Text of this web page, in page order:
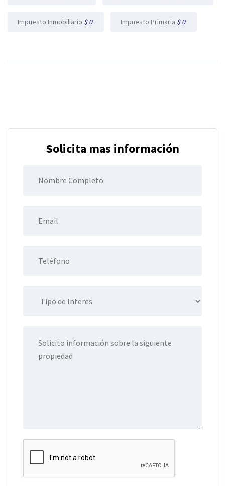
Impuesto Inmobiliario $ 0 Impuesto Primaria $ 0
Solicita mas información